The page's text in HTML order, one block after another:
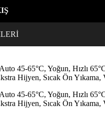
45-65°C, Yoğun, Hızlı
Hijyen, Sıcak Ön
45-65°C, Yoğun, Hızlı
Hijyen, Sıcak Ön